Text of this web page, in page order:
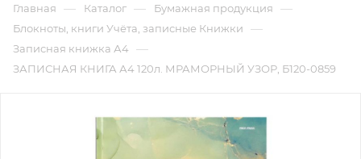
Главная — Каталог — Бумажная продукция —
Блокноты, книги Учёта, записные Книжки —
Записная книжка А4 —
ЗАПИСНАЯ КНИГА А4 120л. МРАМОРНЫЙ УЗОР, Б120-0859